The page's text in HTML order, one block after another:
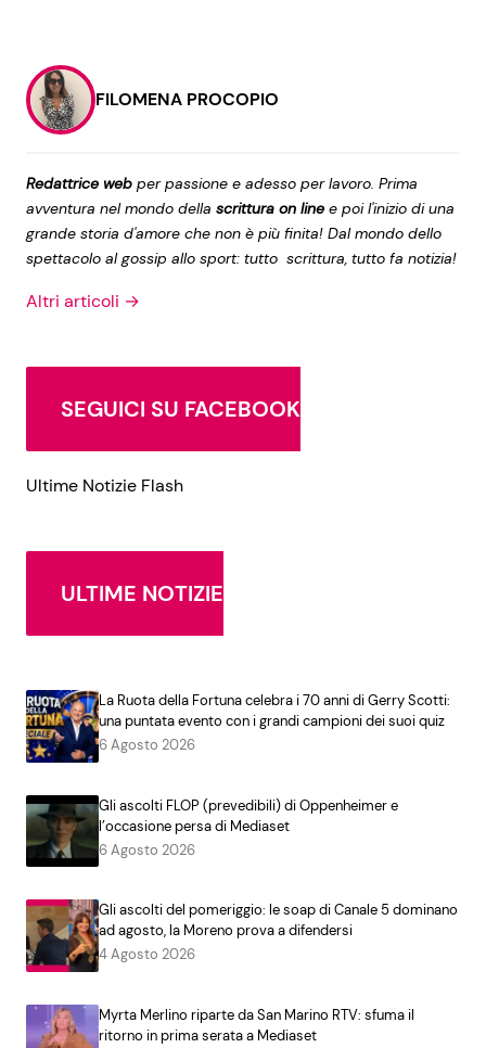
FILOMENA PROCOPIO
Redattrice web per passione e adesso per lavoro. Prima
avventura nel mondo della scrittura on line e poi l'inizio di una
grande storia d'amore che non è più finita! Dal mondo dello
spettacolo al gossip allo sport: tutto scrittura, tutto fa notizia!
Altri articoli →
SEGUICI SU FACEBOOK
Ultime Notizie Flash
ULTIME NOTIZIE
La Ruota della Fortuna celebra i 70 anni di Gerry Scotti:
una puntata evento con i grandi campioni dei suoi quiz
6 Agosto 2026
Gli ascolti FLOP (prevedibili) di Oppenheimer e
l’occasione persa di Mediaset
6 Agosto 2026
Gli ascolti del pomeriggio: le soap di Canale 5 dominano
ad agosto, la Moreno prova a difendersi
4 Agosto 2026
Myrta Merlino riparte da San Marino RTV: sfuma il
ritorno in prima serata a Mediaset